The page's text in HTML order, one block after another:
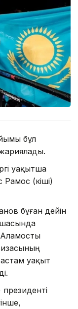
бұл
уақытша
Рамос (кіші)
бұған дейін
уақыт
президенті